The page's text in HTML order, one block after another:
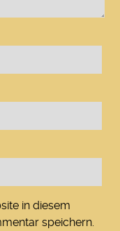
in diesem
speichern.